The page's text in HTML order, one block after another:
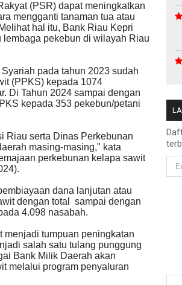
(PSR) dapat meningkatkan
mengganti tanaman tua atau
hal itu, Bank Riau Kepri
pekebun di wilayah Riau
pada tahun 2023 sudah
(PPKS) kepada 1074
Di Tahun 2024 sampai dengan
kepada 353 pekebun/petani
Riau serta Dinas Perkebunan
masing-masing," kata
perkebunan kelapa sawit
dana lanjutan atau
dengan total sampai dengan
4.098 nasabah.
menjadi tumpuan peningkatan
salah satu tulang punggung
Bank Milik Daerah akan
melalui program penyaluran